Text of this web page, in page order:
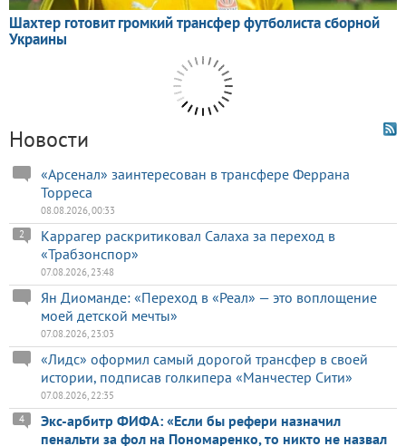
Новости
«Арсенал» заинтересован в трансфере Феррана
Торреса
08.08.2026, 00:33
Каррагер раскритиковал Салаха за переход в
«Трабзонспор»
2
07.08.2026, 23:48
Ян Диоманде: «Переход в «Реал» — это воплощение
моей детской мечты»
07.08.2026, 23:03
«Лидс» оформил самый дорогой трансфер в своей
истории, подписав голкипера «Манчестер Сити»
07.08.2026, 22:35
Экс-арбитр ФИФА: «Если бы рефери назначил
пенальти за фол на Пономаренко, то никто не назвал
4